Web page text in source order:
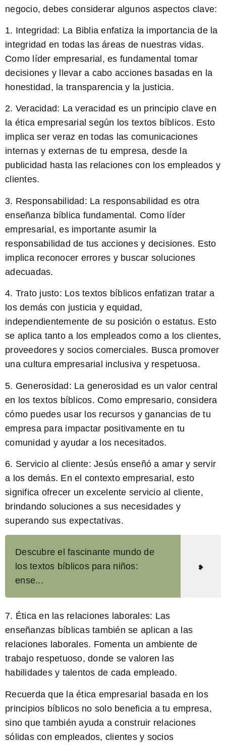
negocio, debes considerar algunos aspectos clave:
1. Integridad: La Biblia enfatiza la importancia de la
integridad en todas las áreas de nuestras vidas.
Como líder empresarial, es fundamental tomar
decisiones y llevar a cabo acciones basadas en la
honestidad, la transparencia y la justicia.
2. Veracidad: La veracidad es un principio clave en
la ética empresarial según los textos bíblicos. Esto
implica ser veraz en todas las comunicaciones
internas y externas de tu empresa, desde la
publicidad hasta las relaciones con los empleados y
clientes.
3. Responsabilidad: La responsabilidad es otra
enseñanza bíblica fundamental. Como líder
empresarial, es importante asumir la
responsabilidad de tus acciones y decisiones. Esto
implica reconocer errores y buscar soluciones
adecuadas.
4. Trato justo: Los textos bíblicos enfatizan tratar a
los demás con justicia y equidad,
independientemente de su posición o estatus. Esto
se aplica tanto a los empleados como a los clientes,
proveedores y socios comerciales. Busca promover
una cultura empresarial inclusiva y respetuosa.
5. Generosidad: La generosidad es un valor central
en los textos bíblicos. Como empresario, considera
cómo puedes usar los recursos y ganancias de tu
empresa para impactar positivamente en tu
comunidad y ayudar a los necesitados.
6. Servicio al cliente: Jesús enseñó a amar y servir
a los demás. En el contexto empresarial, esto
significa ofrecer un excelente servicio al cliente,
brindando soluciones a sus necesidades y
superando sus expectativas.
Descubre el fascinante mundo de
los textos bíblicos para niños:
ense...
7. Ética en las relaciones laborales: Las
enseñanzas bíblicas también se aplican a las
relaciones laborales. Fomenta un ambiente de
trabajo respetuoso, donde se valoren las
habilidades y talentos de cada empleado.
Recuerda que la ética empresarial basada en los
principios bíblicos no solo beneficia a tu empresa,
sino que también ayuda a construir relaciones
sólidas con empleados, clientes y socios